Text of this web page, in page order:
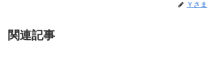
Ｙさま
関連記事